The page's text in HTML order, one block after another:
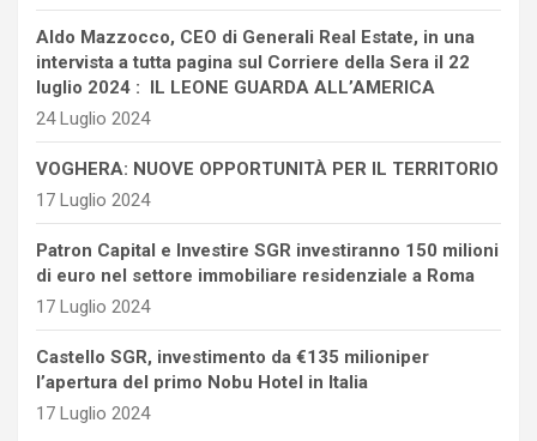
Aldo Mazzocco, CEO di Generali Real Estate, in una
intervista a tutta pagina sul Corriere della Sera il 22
luglio 2024 : IL LEONE GUARDA ALL’AMERICA
24 Luglio 2024
VOGHERA: NUOVE OPPORTUNITÀ PER IL TERRITORIO
17 Luglio 2024
Patron Capital e Investire SGR investiranno 150 milioni
di euro nel settore immobiliare residenziale a Roma
17 Luglio 2024
Castello SGR, investimento da €135 milioniper
l’apertura del primo Nobu Hotel in Italia
17 Luglio 2024